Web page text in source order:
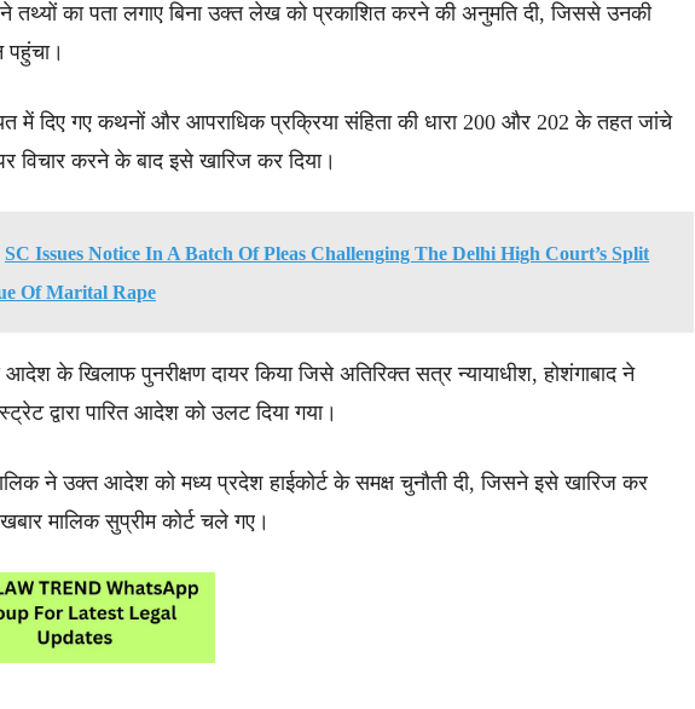
तथ्यों का पता लगाए बिना उक्त लेख को प्रकाशित करने की अनुमति दी, जिससे उनकी
पहुंचा।
में दिए गए कथनों और आपराधिक प्रक्रिया संहिता की धारा 200 और 202 के तहत जांचे
विचार करने के बाद इसे खारिज कर दिया।
SC Issues Notice In A Batch Of Pleas Challenging The Delhi High Court’s Split
Of Marital Rape
के खिलाफ पुनरीक्षण दायर किया जिसे अतिरिक्त सत्र न्यायाधीश, होशंगाबाद ने
द्वारा पारित आदेश को उलट दिया गया।
ने उक्त आदेश को मध्य प्रदेश हाईकोर्ट के समक्ष चुनौती दी, जिसने इसे खारिज कर
मालिक सुप्रीम कोर्ट चले गए।